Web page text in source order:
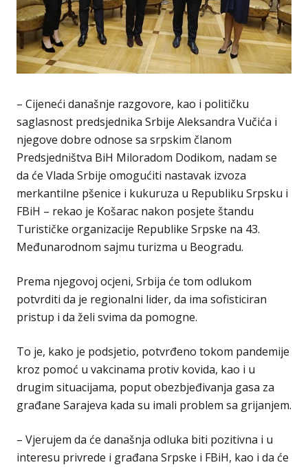
– Cijeneći današnje razgovore, kao i političku
saglasnost predsjednika Srbije Aleksandra Vučića i
njegove dobre odnose sa srpskim članom
Predsjedništva BiH Miloradom Dodikom, nadam se
da će Vlada Srbije omogućiti nastavak izvoza
merkantilne pšenice i kukuruza u Republiku Srpsku i
FBiH – rekao je Košarac nakon posjete štandu
Turističke organizacije Republike Srpske na 43.
Međunarodnom sajmu turizma u Beogradu.
Prema njegovoj ocjeni, Srbija će tom odlukom
potvrditi da je regionalni lider, da ima sofisticiran
pristup i da želi svima da pomogne.
To je, kako je podsjetio, potvrđeno tokom pandemije
kroz pomoć u vakcinama protiv kovida, kao i u
drugim situacijama, poput obezbjeđivanja gasa za
građane Sarajeva kada su imali problem sa grijanjem.
– Vjerujem da će današnja odluka biti pozitivna i u
interesu privrede i građana Srpske i FBiH, kao i da će